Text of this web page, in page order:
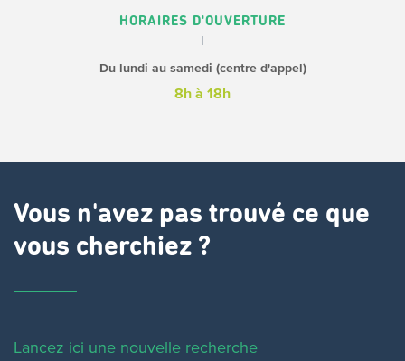
HORAIRES D'OUVERTURE
Du lundi au samedi (centre d'appel)
8h à 18h
Vous n'avez pas trouvé ce que
vous cherchiez ?
Lancez ici une nouvelle recherche